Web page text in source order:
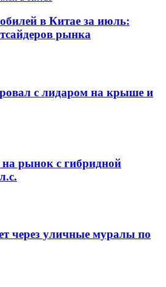
в Китае за июль:
рынка
с лидаром на крыше и
рынок с гибридной
через уличные муралы по